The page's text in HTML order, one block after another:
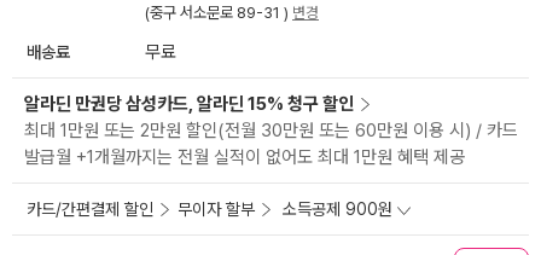
(중구 서소문로 89-31 ) 변경
배송료 무료
알라딘 만권당 삼성카드, 알라딘 15% 청구 할인
최대 1만원 또는 2만원 할인(전월 30만원 또는 60만원 이용 시) / 카드
발급월 +1개월까지는 전월 실적이 없어도 최대 1만원 혜택 제공
카드/간편결제 할인 무이자 할부 소득공제 900원